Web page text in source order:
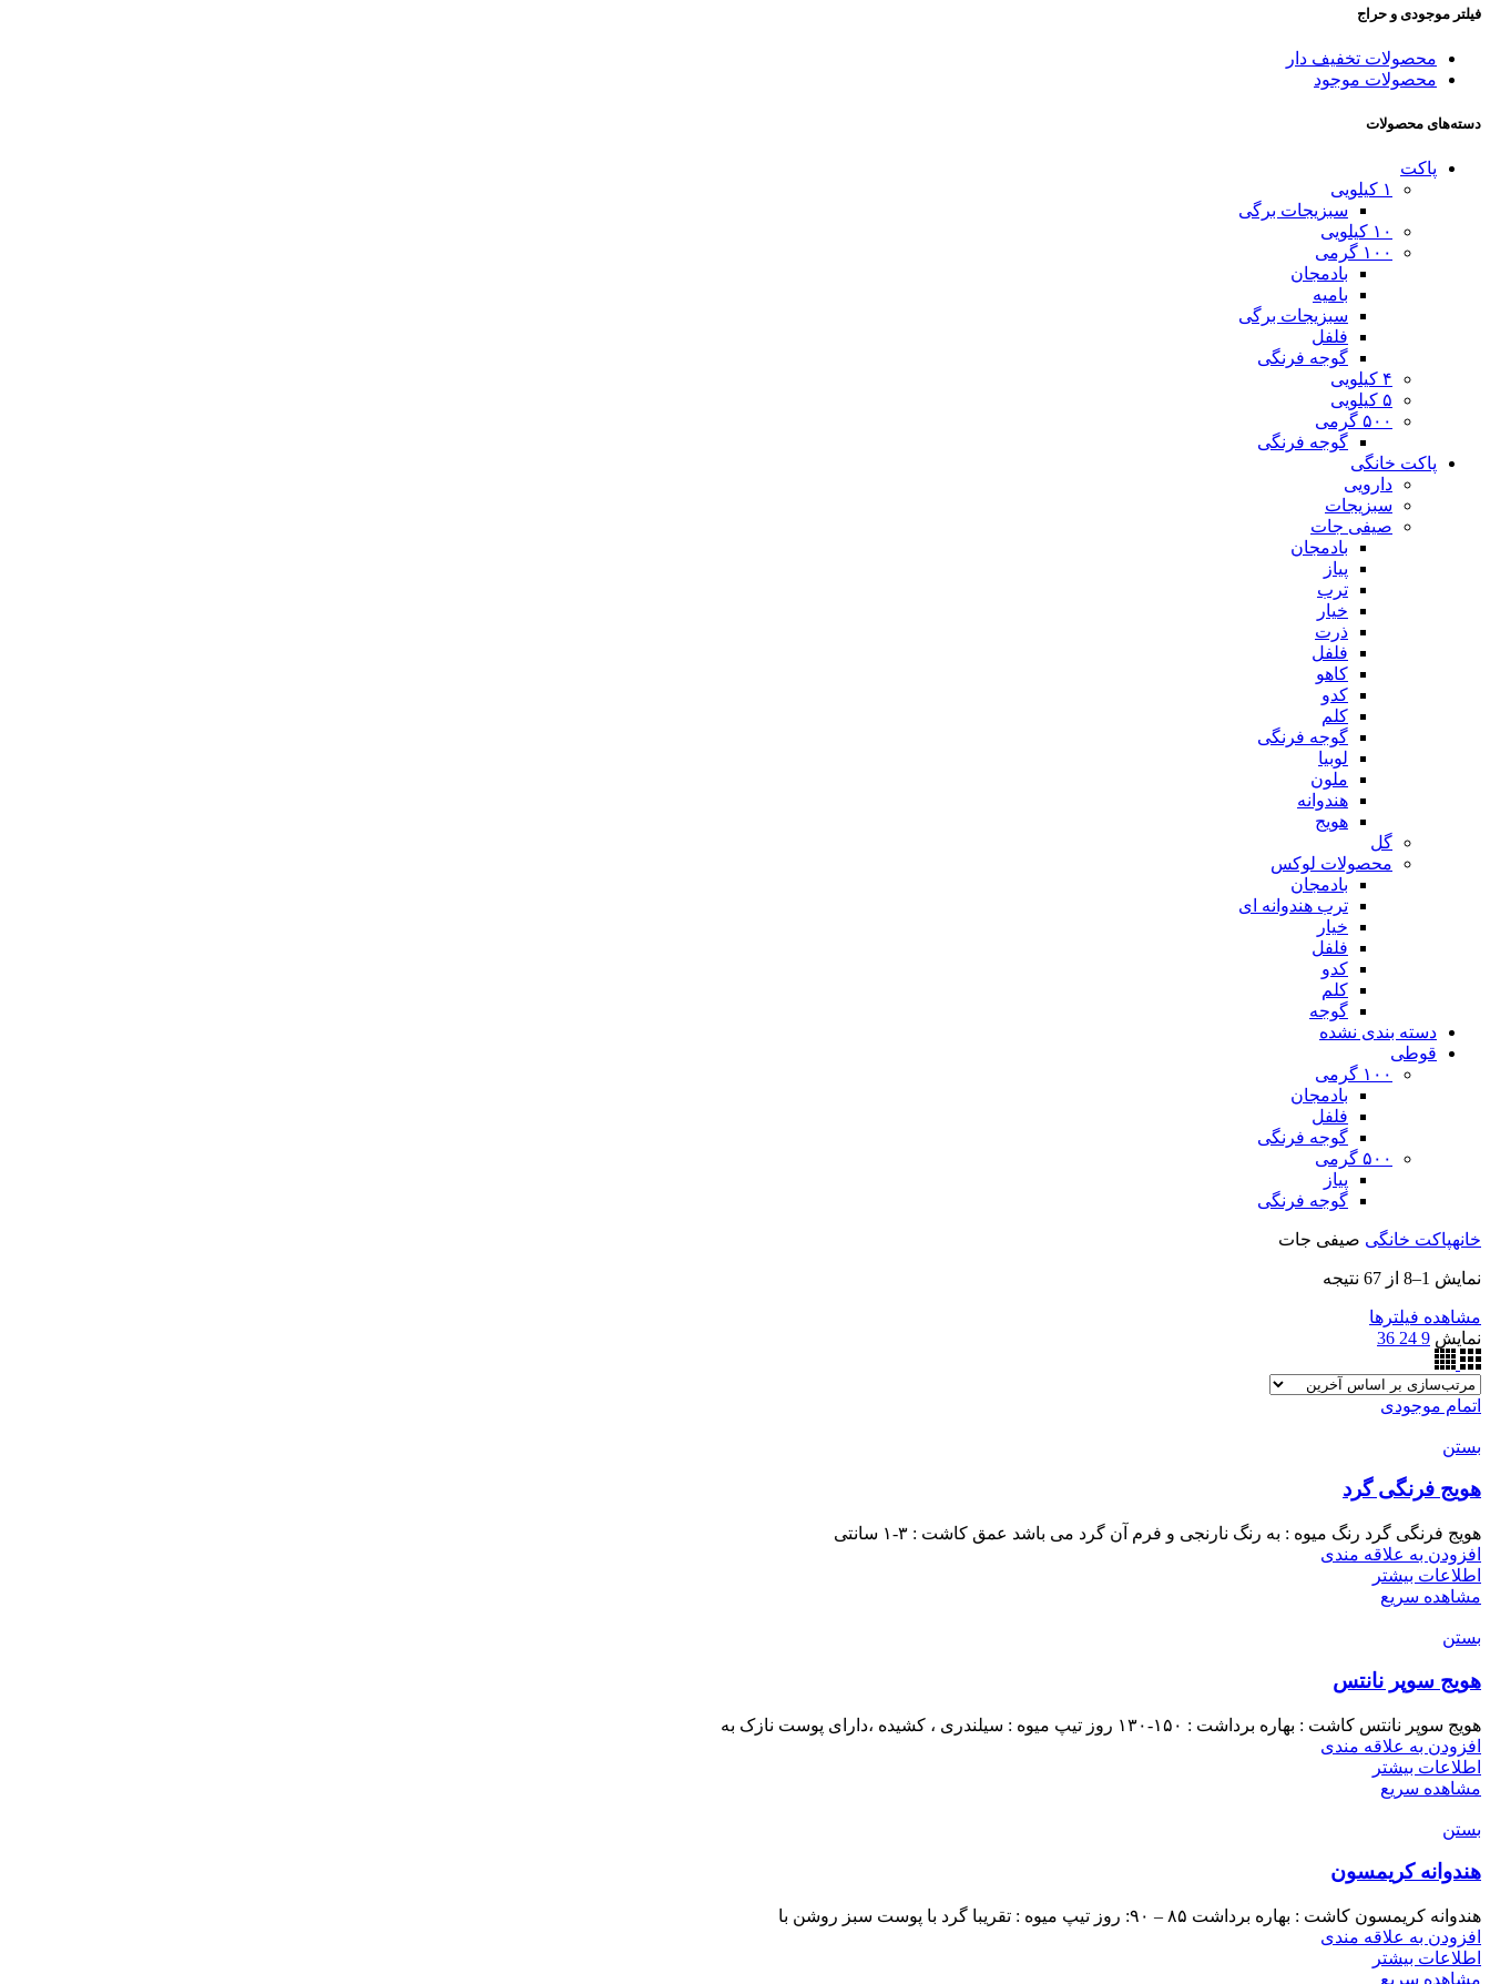
فیلتر موجودی و حراج
محصولات تخفیف دار
محصولات موجود
دسته‌های محصولات
پاکت
۱ کیلویی
سبزیجات برگی
۱۰ کیلویی
۱۰۰ گرمی
بادمجان
بامیه
سبزیجات برگی
فلفل
گوجه فرنگی
۴ کیلویی
۵ کیلویی
۵۰۰ گرمی
گوجه فرنگی
پاکت خانگی
دارویی
سبزیجات
صیفی جات
بادمجان
پیاز
ترب
خیار
ذرت
فلفل
کاهو
کدو
کلم
گوجه فرنگی
لوبیا
ملون
هندوانه
هویج
گل
محصولات لوکس
بادمجان
ترب هندوانه ای
خیار
فلفل
کدو
کلم
گوجه
دسته بندی نشده
قوطی
۱۰۰ گرمی
بادمجان
فلفل
گوجه فرنگی
۵۰۰ گرمی
پیاز
گوجه فرنگی
خانهپاکت خانگی صیفی جات
نمایش 1–8 از 67 نتیجه
مشاهده فیلترها
نمایش 9
24
36
اتمام موجودی
بستن
هویج فرنگی گرد
هویج فرنگی گرد رنگ میوه : به رنگ نارنجی و فرم آن گرد می باشد عمق کاشت : ۳-۱ سانتی
افزودن به علاقه مندی
اطلاعات بیشتر
مشاهده سریع
بستن
هویج سوپر نانتس
هویج سوپر نانتس کاشت : بهاره برداشت : ۱۵۰-۱۳۰ روز تیپ میوه : سیلندری ، کشیده ،دارای پوست نازک به
افزودن به علاقه مندی
اطلاعات بیشتر
مشاهده سریع
بستن
هندوانه کریمسون
هندوانه کریمسون کاشت : بهاره برداشت ۸۵ – ۹۰: روز تیپ میوه : تقریبا گرد با پوست سبز روشن با
افزودن به علاقه مندی
اطلاعات بیشتر
مشاهده سریع